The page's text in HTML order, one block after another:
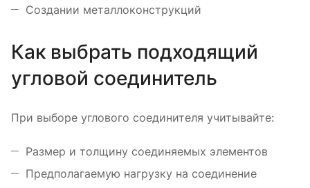
Создании металлоконструкций
Как выбрать подходящий
угловой соединитель
При выборе углового соединителя учитывайте:
Размер и толщину соединяемых элементов
Предполагаемую нагрузку на соединение